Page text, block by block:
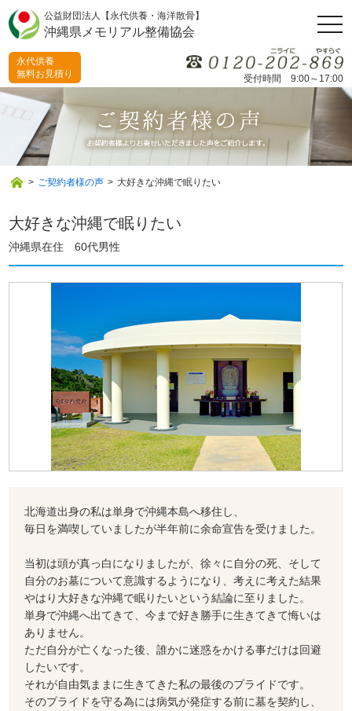
公益財団法人【永代供養・海洋散骨】
沖縄県メモリアル整備協会
受付時間 9:00～17:00
永代供養
無料お見積り
> ご契約者様の声 > 大好きな沖縄で眠りたい
大好きな沖縄で眠りたい
沖縄県在住 60代男性
北海道出身の私は単身で沖縄本島へ移住し、
毎日を満喫していましたが半年前に余命宣告を受けました。
当初は頭が真っ白になりましたが、徐々に自分の死、そして
自分のお墓について意識するようになり、考えに考えた結果
やはり大好きな沖縄で眠りたいという結論に至りました。
単身で沖縄へ出てきて、今まで好き勝手に生きてきて悔いは
ありません。
ただ自分が亡くなった後、誰かに迷惑をかける事だけは回避
したいです。
それが自由気ままに生きてきた私の最後のプライドです。
そのプライドを守る為には病気が発症する前に墓を契約し、